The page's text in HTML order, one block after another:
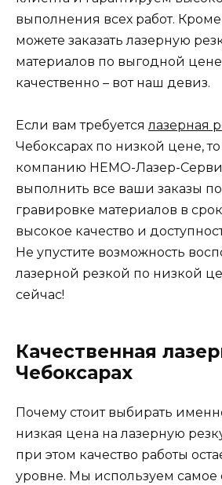
выполнения всех работ. Кроме
можете заказать лазерную
материалов по выгодной
качественно – вот наш девиз.
Если вам требуетсялазерная
Чебоксарах по низкой цене, то
компанию НЕМО-Лазер-
выполнить все ваши заказы
гравировке материалов в
высокое качество и
Не упустите возможность
лазерной резкой по низкой
сейчас!
Качественная
Чебоксарах
Почему стоит выбирать
низкая цена на лазерную
при этом качество работы
уровне. Мы используем самое